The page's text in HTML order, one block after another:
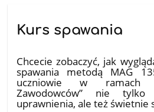
Kurs spawania
Chcecie zobaczyć, jak
spawania metodą MAG
uczniowie w ramach
Zawodowców” nie tylko
uprawnienia, ale też świetnie